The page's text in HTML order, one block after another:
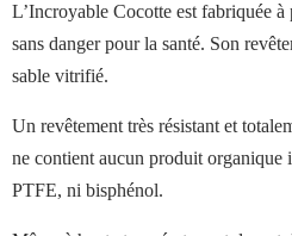
L’Incroyable Cocotte est fabriquée
sans danger pour la santé. Son
sable vitrifié.
Un revêtement très résistant et
ne contient aucun produit organique
PTFE, ni bisphénol.